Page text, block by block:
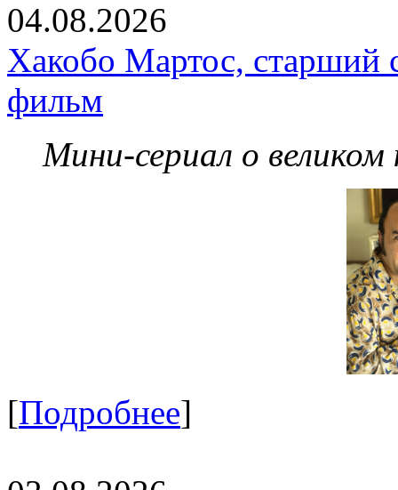
04.08.2026
Хакобо Мартос, старший
фильм
Мини-сериал о великом
[Подробнее]